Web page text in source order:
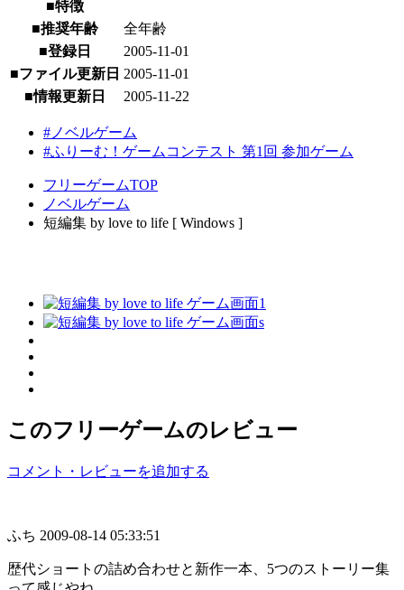
■特徴
■推奨年齢
全年齢
■登録日
2005-11-01
■ファイル更新日 2005-11-01
■情報更新日
2005-11-22
#ノベルゲーム
#ふりーむ！ゲームコンテスト 第1回 参加ゲーム
フリーゲームTOP
ノベルゲーム
短編集 by love to life [ Windows ]
このフリーゲームのレビュー
コメント・レビューを追加する
ふち 2009-08-14 05:33:51
歴代ショートの詰め合わせと新作一本、5つのストーリー集